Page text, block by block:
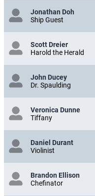
Jonathan Doh
Ship Guest
Scott Dreier
Harold the Herald
John Ducey
Dr. Spaulding
Veronica Dunne
Tiffany
Daniel Durant
Violinist
Brandon Ellison
Chefinator